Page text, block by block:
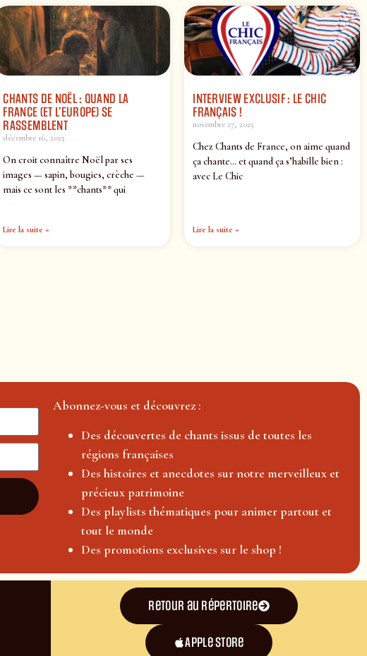
CHANTS DE NOËL : QUAND LA
FRANCE (ET L’EUROPE) SE
RASSEMBLENT
décembre 16, 2025
On croit connaître Noël par ses
images — sapin, bougies, crèche —
mais ce sont les **chants** qui
Lire la suite »
INTERVIEW EXCLUSIF : LE CHIC
FRANÇAIS !
novembre 27, 2025
Chez Chants de France, on aime quand
ça chante… et quand ça s’habille bien :
avec Le Chic
Lire la suite »
Abonnez-vous et découvrez :
Des découvertes de chants issus de toutes les
régions françaises
Des histoires et anecdotes sur notre merveilleux et
précieux patrimoine
Des playlists thématiques pour animer partout et
tout le monde
Des promotions exclusives sur le shop !
Retour au répertoire
Apple Store